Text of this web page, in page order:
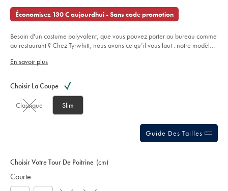
en-
serg%C3%A9-
extensible-
-
-
bleu-
sourceCode=frdefault
299
€
€
l’articleout
of
stars
Économisez 130 € aujourdhui - Sans code promotion
Besoin d'un costume polyvalent, que vous pouvez porter au bureau comme
au restaurant ? Chez Tyrwhitt, nous avons ce qu’il vous faut : notre modèle
En savoir plus
Actions
cart
Choisir La Coupe
Classique Slim
Guide Des Tailles
Choisir Votre Tour De Poitrine (cm)
Courte